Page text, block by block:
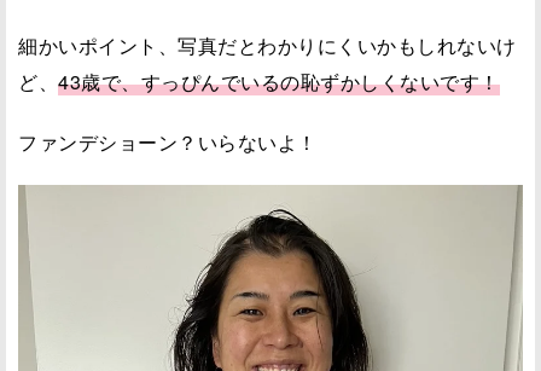
細かいポイント、写真だとわかりにくいかもしれないけ
ど、 43歳で、すっぴんでいるの恥ずかしくないです！
ファンデショーン？いらないよ！